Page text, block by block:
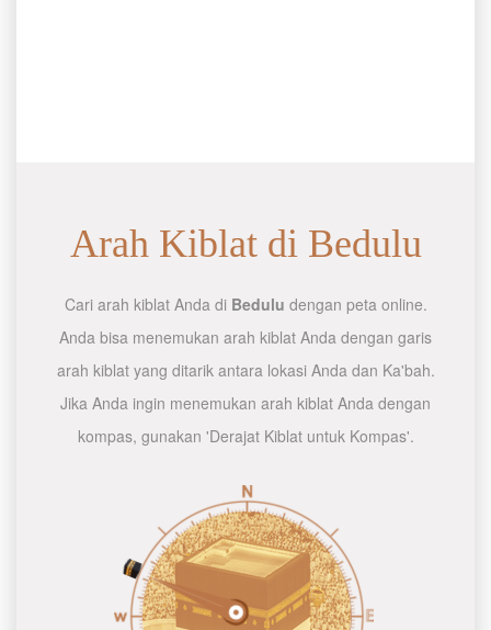
Arah Kiblat di Bedulu
Cari arah kiblat Anda di Bedulu dengan peta online.
Anda bisa menemukan arah kiblat Anda dengan garis
arah kiblat yang ditarik antara lokasi Anda dan Ka'bah.
Jika Anda ingin menemukan arah kiblat Anda dengan
kompas, gunakan 'Derajat Kiblat untuk Kompas'.